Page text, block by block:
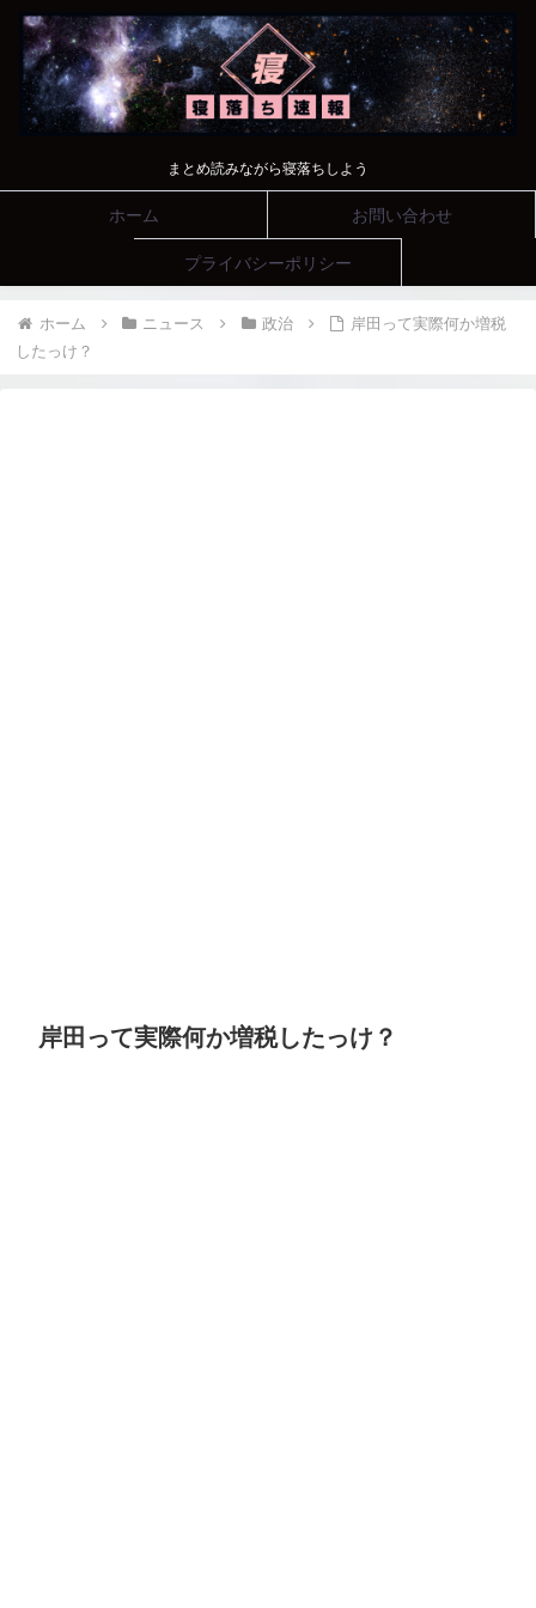
まとめ読みながら寝落ちしよう
ホーム お問い合わせ
プライバシーポリシー
ホーム ニュース 政治
岸田って実際何か増税
したっけ？
岸田って実際何か増税したっけ？